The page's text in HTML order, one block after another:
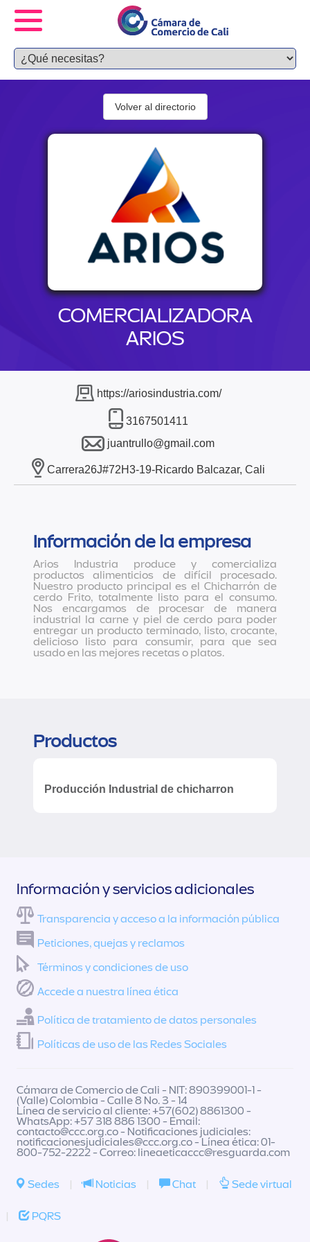
COMERCIALIZADORA
ARIOS
Volver al directorio
https://ariosindustria.com/
3167501411
juantrullo@gmail.com
Carrera26J#72H3-19-Ricardo Balcazar, Cali
Información de la empresa
Arios Industria produce y comercializa
productos alimenticios de difícil procesado.
Nuestro producto principal es el Chicharrón de
cerdo Frito, totalmente listo para el consumo.
Nos encargamos de procesar de manera
industrial la carne y piel de cerdo para poder
entregar un producto terminado, listo, crocante,
delicioso listo para consumir, para que sea
usado en las mejores recetas o platos.
Productos
Producción Industrial de chicharron
Información y servicios adicionales
Transparencia y acceso a la información pública
Peticiones, quejas y reclamos
Términos y condiciones de uso
Accede a nuestra línea ética
Política de tratamiento de datos personales
Políticas de uso de las Redes Sociales
Cámara de Comercio de Cali - NIT: 890399001-1 -
(Valle) Colombia - Calle 8 No. 3 - 14
Línea de servicio al cliente: +57(602) 8861300 -
WhatsApp: +57 318 886 1300 - Email:
contacto@ccc.org.co- Notificaciones judiciales:
notificacionesjudiciales@ccc.org.co- Línea ética: 01-
800-752-2222 - Correo: lineaeticaccc@resguarda.com
Sedes | Noticias | Chat | Sede virtual
| PQRS